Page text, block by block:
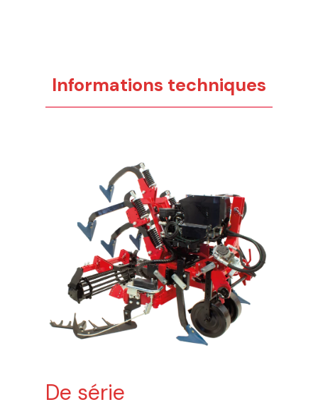
Informations techniques
De série